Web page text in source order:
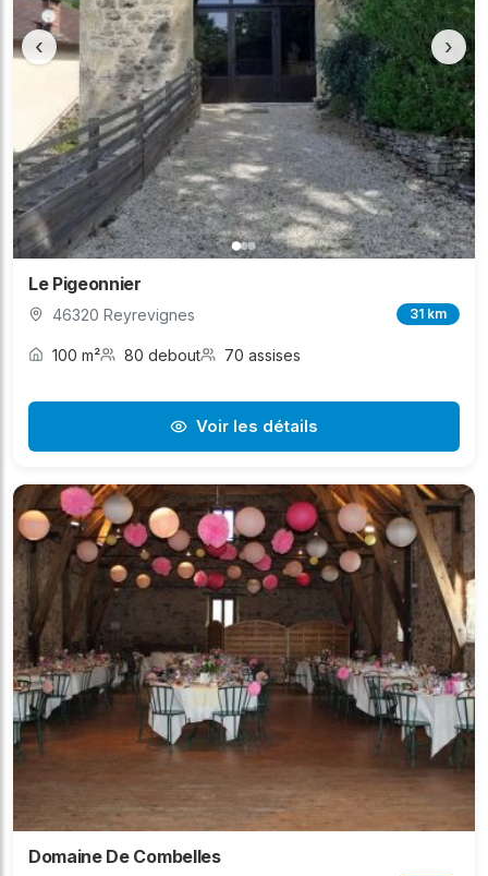
‹ ›
Le Pigeonnier
46320 Reyrevignes 31 km
100 m² 80 debout 70 assises
Voir les détails
Domaine De Combelles